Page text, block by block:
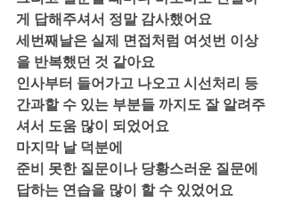
게 답해주셔서 정말 감사했어요
세번째날은 실제 면접처럼 여섯번 이상
을 반복했던 것 같아요
인사부터 들어가고 나오고 시선처리 등
간과할 수 있는 부분들 까지도 잘 알려주
셔서 도움 많이 되었어요
마지막 날 덕분에
준비 못한 질문이나 당황스러운 질문에
답하는 연습을 많이 할 수 있었어요